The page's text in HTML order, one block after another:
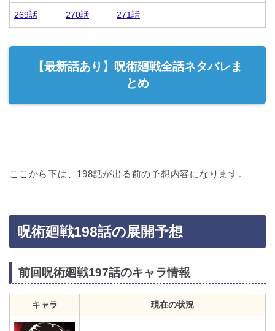
269話 270話 271話
【最新話あり】呪術廻戦全話ネタバレま
とめ
ここから下は、198話が出る前の予想内容になります。
呪術廻戦198話の展開予想
前回呪術廻戦197話のキャラ情報
キャラ 現在の状況